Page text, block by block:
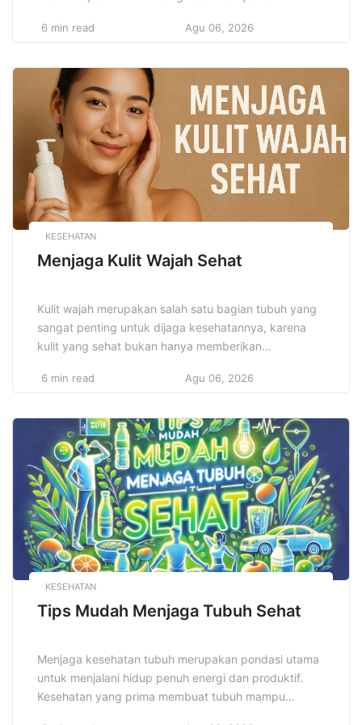
penggunaan dana, memperkuat kestabilan finansial,
Setiap orang perlu memahami prinsip dan strategi
dasar yang dapat meningkatkan efektivitas
pengelolaan keuangan. Manajemen keuangan yang
efektif tidak hanya […]
6 min read Agu 06, 2026
KESEHATAN
Menjaga Kulit Wajah Sehat
Kulit wajah merupakan salah satu bagian tubuh yang
sangat penting untuk dijaga kesehatannya, karena
kulit yang sehat bukan hanya memberikan
kondisi kesehatan secara menyeluruh. Menjaga kulit
hari, mulai dari pemilihan produk perawatan hingga
pola hidup yang mendukung, sehingga kulit wajah
tetap terjaga kelembapan, […]
6 min read Agu 06, 2026
KESEHATAN
Tips Mudah Menjaga Tubuh Sehat
Menjaga kesehatan tubuh merupakan pondasi utama
untuk menjalani hidup penuh energi dan produktif.
Kesehatan yang prima membuat tubuh mampu